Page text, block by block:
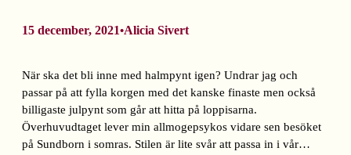
15 december, 2021•Alicia Sivert
När ska det bli inne med halmpynt igen? Undrar jag och
passar på att fylla korgen med det kanske finaste men också
billigaste julpynt som går att hitta på loppisarna.
Överhuvudtaget lever min allmogepsykos vidare sen besöket
på Sundborn i somras. Stilen är lite svår att passa in i vår…